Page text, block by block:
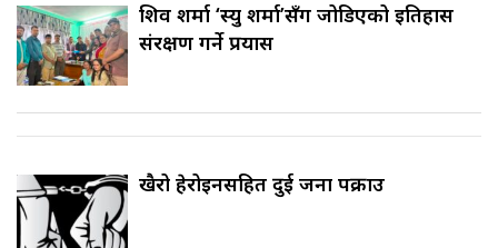
शिव शर्मा ‘स्यु शर्मा’सँग जोडिएको इतिहास
संरक्षण गर्ने प्रयास
खैरो हेरोइनसहित दुई जना पक्राउ